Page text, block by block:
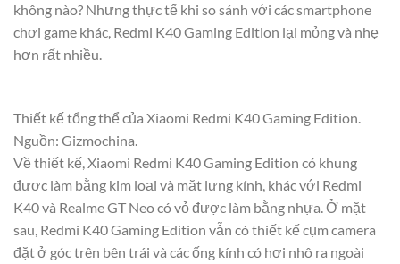
không nào? Nhưng thực tế khi so sánh với các smartphone
chơi game khác, Redmi K40 Gaming Edition lại mỏng và nhẹ
hơn rất nhiều.
Thiết kế tổng thể của Xiaomi Redmi K40 Gaming Edition.
Nguồn: Gizmochina.
Về thiết kế, Xiaomi Redmi K40 Gaming Edition có khung
được làm bằng kim loại và mặt lưng kính, khác với Redmi
K40 và Realme GT Neo có vỏ được làm bằng nhựa. Ở mặt
sau, Redmi K40 Gaming Edition vẫn có thiết kế cụm camera
đặt ở góc trên bên trái và các ống kính có hơi nhô ra ngoài